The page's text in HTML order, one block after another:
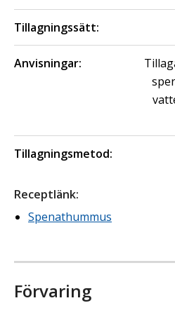
Tillagningssätt:
Anvisningar:
Tillagningsmetod:
Receptlänk:
Spenathummus
Förvaring